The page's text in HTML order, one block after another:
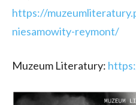
https://
niesamowity-reymont/
Muzeum Literatury: